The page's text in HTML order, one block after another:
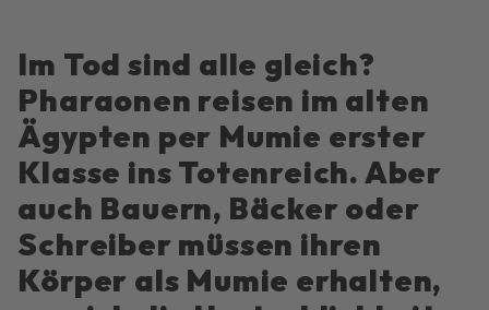
Im Tod sind alle gleich?
Pharaonen reisen im alten
Ägypten per Mumie erster
Klasse ins Totenreich. Aber
auch Bauern, Bäcker oder
Schreiber müssen ihren
Körper als Mumie erhalten,